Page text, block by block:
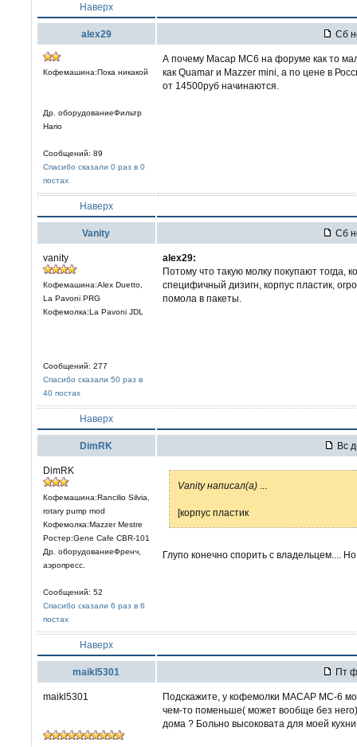
Наверх
alex29 Сб
Кофемашина:Пока никакой
Др. оборудованиеФильтр
Hario
Сообщений: 89
Спасибо сказали 0 раз в 0
постах
А почему Macap MC6 на форуме как то
как Quamar и Mazzer mini, а по цене в
от 14500руб начинаются.
Наверх
Vanity Сб
vanity
Кофемашина:Alex Duetto,
La Pavoni PRG
Кофемолка:La Pavoni JDL
Сообщений: 277
Спасибо сказали 50 раз в
40 постах
alex29:
Потому что такую молку покупают тогда,
специфичный дизигн, корпус пластик,
помола в пакеты.
Наверх
DimRK Вс
DimRK
Кофемашина:Rancilio Silvia,
rotary pump mod
Кофемолка:Mazzer Mestre
Ростер:Gene Cafe CBR-101
Др. оборудованиеФренч,
аэропресс.
Сообщений: 52
Спасибо сказали 6 раз в 6
постах
Vanity написал(а)
[корпус пластик
Глупо конечно спорить с владельцем....
Наверх
maikl5301 Пт
maikl5301
Подскажите, у кофемолки MACAP MC-6
чем-то поменьше( может вообще без
дома ? Больно высоковата для моей